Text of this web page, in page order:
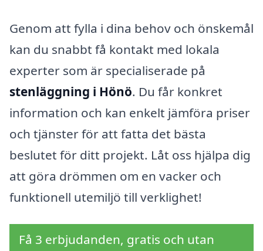
Genom att fylla i dina behov och önskemål
kan du snabbt få kontakt med lokala
experter som är specialiserade på
stenläggning i Hönö. Du får konkret
information och kan enkelt jämföra priser
och tjänster för att fatta det bästa
beslutet för ditt projekt. Låt oss hjälpa dig
att göra drömmen om en vacker och
funktionell utemiljö till verklighet!
Få 3 erbjudanden, gratis och utan